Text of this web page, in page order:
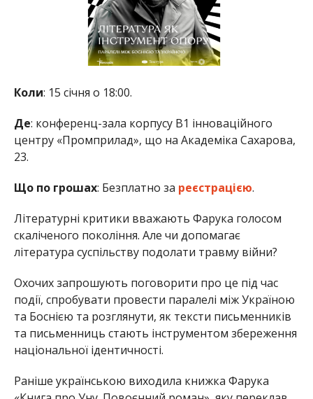
Коли: 15 січня о 18:00.
Де: конференц-зала корпусу В1 інноваційного
центру «Промприлад», що на Академіка Сахарова,
23.
Що по грошах: Безплатно за реєстрацією.
Літературні критики вважають Фарука голосом
скаліченого покоління. Але чи допомагає
література суспільству подолати травму війни?
Охочих запрошують поговорити про це під час
події, спробувати провести паралелі між Україною
та Боснією та розглянути, як тексти письменників
та письменниць стають інструментом збереження
національної ідентичності.
Раніше українською виходила книжка Фарука